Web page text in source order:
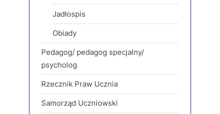
Jadłospis
Obiady
Pedagog/ pedagog specjalny/
psycholog
Rzecznik Praw Ucznia
Samorząd Uczniowski